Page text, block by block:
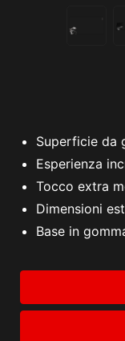
Superficie da
Esperienza
Tocco extra
Dimensioni
Base in